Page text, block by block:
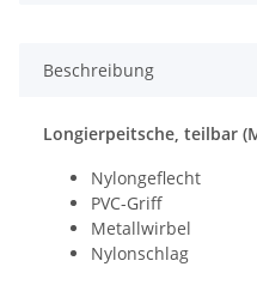
Beschreibung
Longierpeitsche, teilbar
Nylongeflecht
PVC-Griff
Metallwirbel
Nylonschlag